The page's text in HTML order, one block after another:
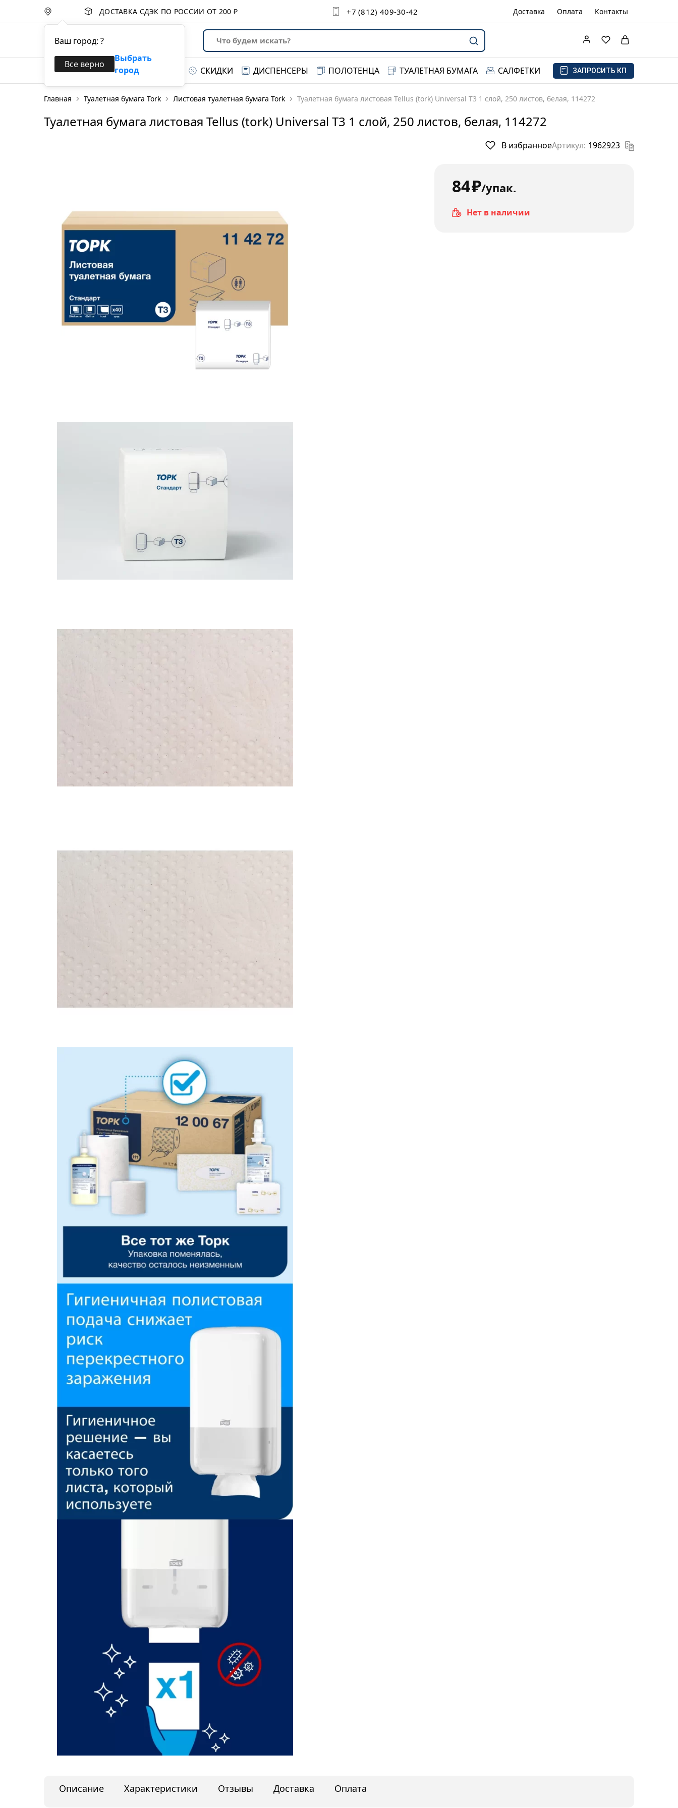
Ваш город: ?
Все верно
Выбрать
город
ДОСТАВКА СДЭК ПО РОССИИ ОТ 200 ₽ +7 (812) 409-30-42‬‬ Доставка Оплата Контакты
Каталог товаров
Диспенсеры
Бумажные полотенца
Салфетки
Жидкое мыло
Освежители воздуха
Корзины для мусора
Покрытия для унитазов
СКИДКИ ДИСПЕНСЕРЫ ПОЛОТЕНЦА ТУАЛЕТНАЯ БУМАГА САЛФЕТКИ ЗАПРОСИТЬ КП
Главная Туалетная бумага Tork Листовая туалетная бумага Tork Туалетная бумага листовая Tellus (tork) Universal T3 1 слой, 250 листов, белая, 114272
Туалетная бумага листовая Tellus (tork) Universal T3 1 слой, 250 листов, белая, 114272
В избранноеАртикул: 1962923
84₽/упак.
Нет в наличии
Описание Характеристики Отзывы Доставка Оплата